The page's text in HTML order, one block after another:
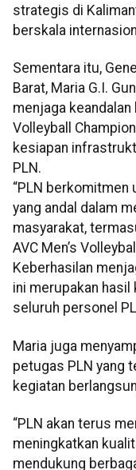
strategis di
berskala
Sementara itu,
Barat, Maria G.I.
menjaga keandalan
Volleyball
kesiapan
PLN.
“PLN
yang andal dalam
masyarakat,
AVC Men’s
Keberhasilan
ini merupakan
seluruh personel
Maria juga
petugas PLN yang
kegiatan
“PLN akan terus
meningkatkan
mendukung